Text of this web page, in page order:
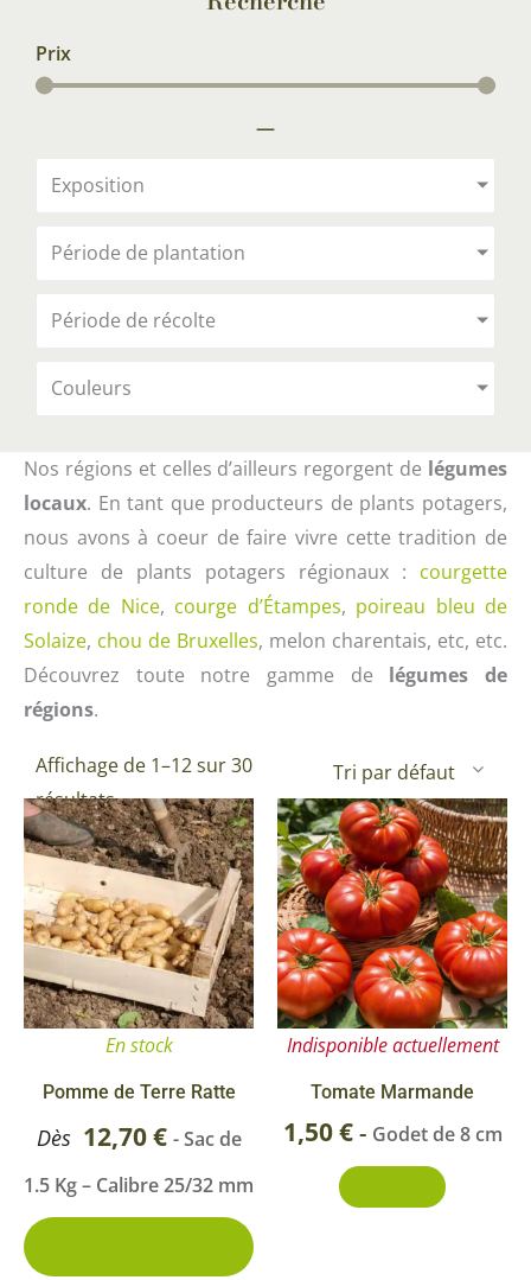
Prix
—
Exposition
Période de plantation
Période de récolte
Couleurs
Nos régions et celles d’ailleurs regorgent de légumes
locaux. En tant que producteurs de plants potagers,
nous avons à coeur de faire vivre cette tradition de
culture de plants potagers régionaux : courgette
ronde de Nice, courge d’Étampes, poireau bleu de
Solaize, chou de Bruxelles, melon charentais, etc, etc.
Découvrez toute notre gamme de légumes de
régions.
Affichage de 1–12 sur 30
résultats
En stock
Pomme de Terre Ratte
Dès 12,70€ - Sac de
1.5 Kg – Calibre 25/32 mm
Ce
produit
a
plusieurs
variations.
Les
options
peuvent
choisies
du
Indisponible actuellement
Tomate Marmande
1,50€- Godet de 8 cm